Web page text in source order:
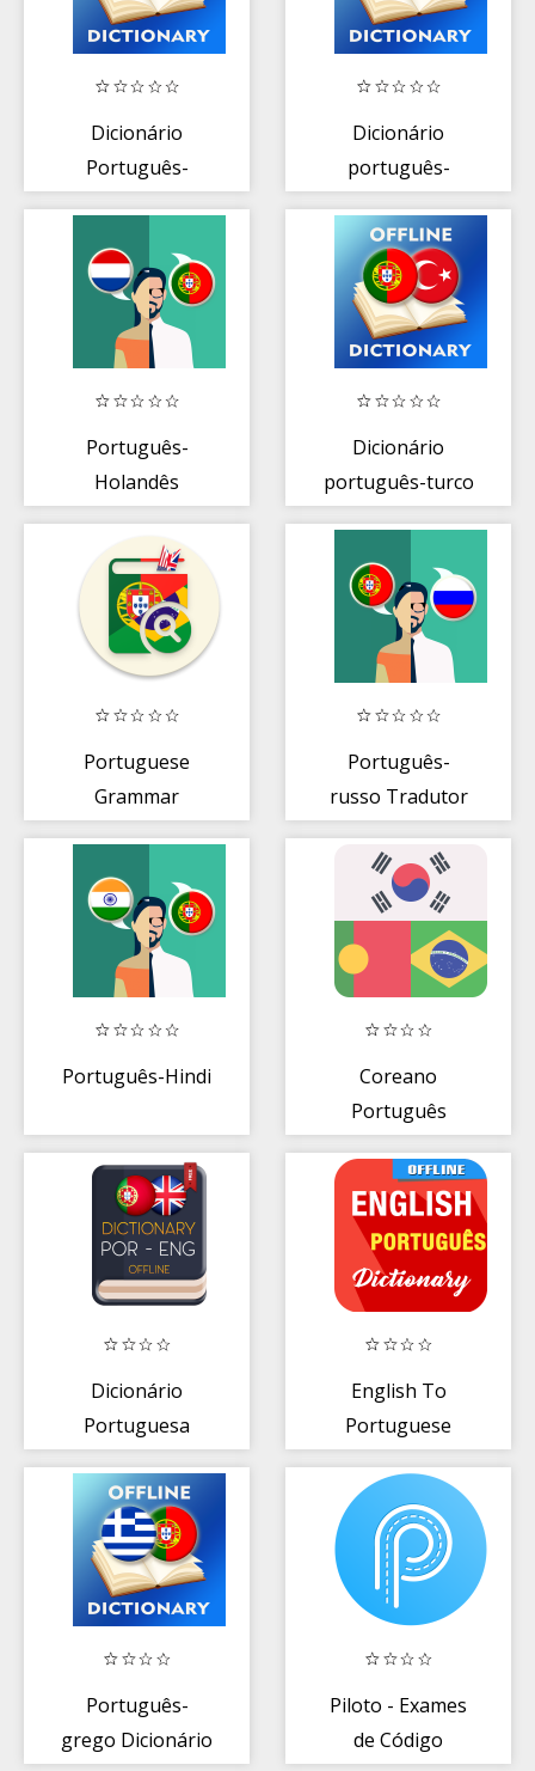
Dicionário
Português-
Dicionário
português-
Português-
Holandês
Dicionário
português-turco
Portuguese
Grammar
Português-
russo Tradutor
Português-Hindi
Coreano
Português
Dicionário +
Tradutor
Dicionário
Portuguesa
English To
Portuguese
Português-
grego Dicionário
Piloto - Exames
de Código